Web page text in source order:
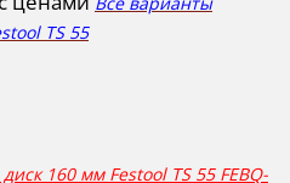
TS 55
160 мм Festool TS 55 FEBQ-